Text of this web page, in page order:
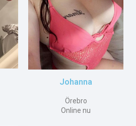
Johanna
Örebro
Online nu